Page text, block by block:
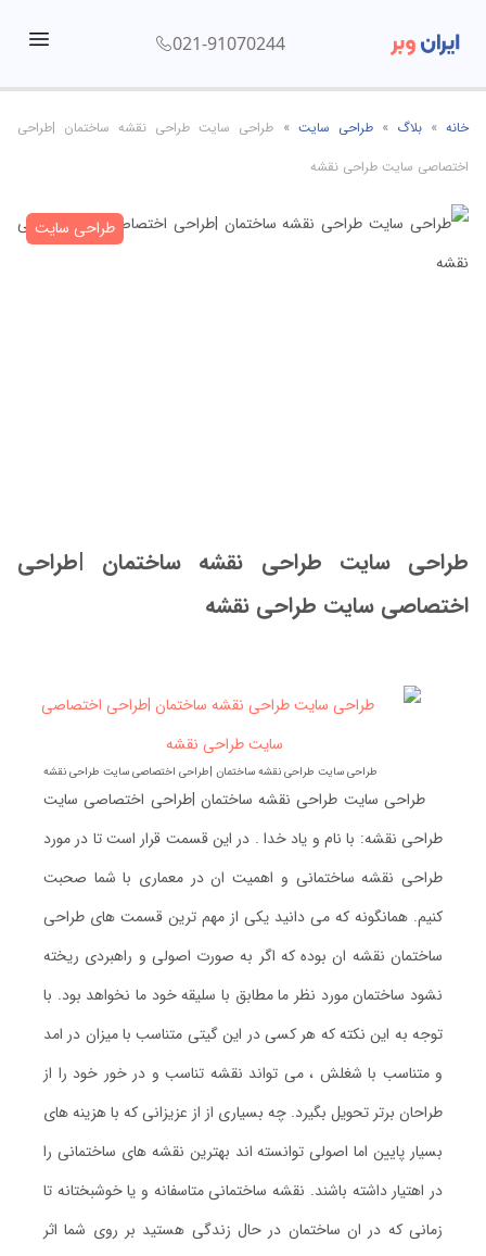
021-91070244
خانه»بلاگ »طراحی سایت » طراحی سایت طراحی نقشه ساختمان |طراحی
اختصاصی سایت طراحی نقشه
طراحی سایت
طراحی سایت طراحی نقشه ساختمان |طراحی
اختصاصی سایت طراحی نقشه
طراحی سایت طراحی نقشه ساختمان |طراحی اختصاصی سایت طراحی نقشه
طراحی سایت طراحی نقشه ساختمان |طراحی اختصاصی سایت
طراحی نقشه: با نام و یاد خدا . در این قسمت قرار است تا در مورد
طراحی نقشه ساختمانی و اهمیت ان در معماری با شما صحبت
کنیم. همانگونه که می دانید یکی از مهم ترین قسمت های طراحی
ساختمان نقشه ان بوده که اگر به صورت اصولی و راهبردی ریخته
نشود ساختمان مورد نظر ما مطابق با سلیقه خود ما نخواهد بود. با
توجه به این نکته که هر کسی در این گیتی متناسب با میزان در امد
و متناسب با شغلش ، می تواند نقشه تناسب و در خور خود را از
طراحان برتر تحویل بگیرد. چه بسیاری از از عزیزانی که با هزینه های
بسیار پایین اما اصولی توانسته اند بهترین نقشه های ساختمانی را
در اهتیار داشته باشند. نقشه ساختمانی متاسفانه و یا خوشبختانه تا
زمانی که در ان ساختمان در حال زندگی هستید بر روی شما اثر